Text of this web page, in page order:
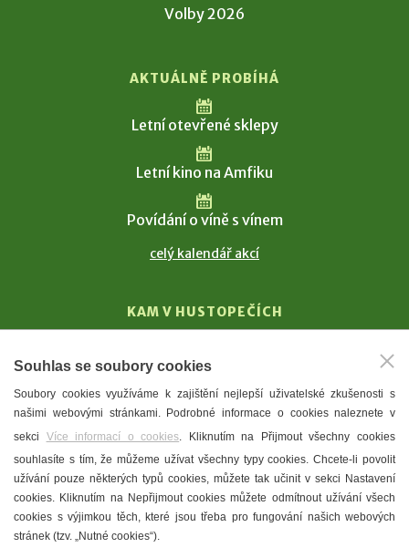
Volby 2026
AKTUÁLNĚ PROBÍHÁ
Letní otevřené sklepy
Letní kino na Amfiku
Povídání o víně s vínem
celý kalendář akcí
KAM V HUSTOPEČÍCH
T. G. Masaryk
Mandloně
Ubytování
Restaurace
Městské muzeum a galerie
Denní meníčka
Souhlas se soubory cookies
Soubory cookies využíváme k zajištění nejlepší uživatelské zkušenosti s
našimi webovými stránkami. Podrobné informace o cookies naleznete v
sekci Více informací o cookies. Kliknutím na Přijmout všechny cookies
souhlasíte s tím, že můžeme užívat všechny typy cookies. Chcete-li povolit
užívání pouze některých typů cookies, můžete tak učinit v sekci Nastavení
cookies. Kliknutím na Nepřijmout cookies můžete odmítnout užívání všech
cookies s výjimkou těch, které jsou třeba pro fungování našich webových
stránek (tzv. „Nutné cookies“).